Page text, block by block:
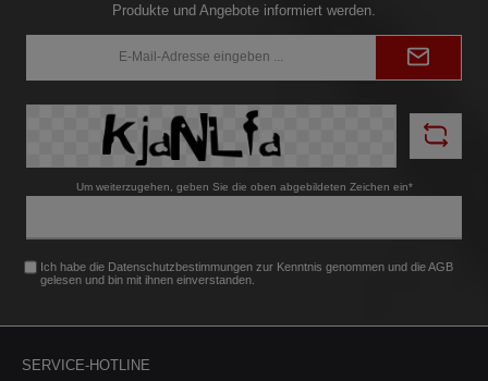
Produkte und Angebote informiert werden.
Mail-
Um weiterzugehen, geben Sie die oben abgebildeten Zeichen ein*
Ich habe die Datenschutzbestimmungen zur Kenntnis genommen und dieAGB
gelesen und bin mit ihnen einverstanden.
SERVICE-HOTLINE